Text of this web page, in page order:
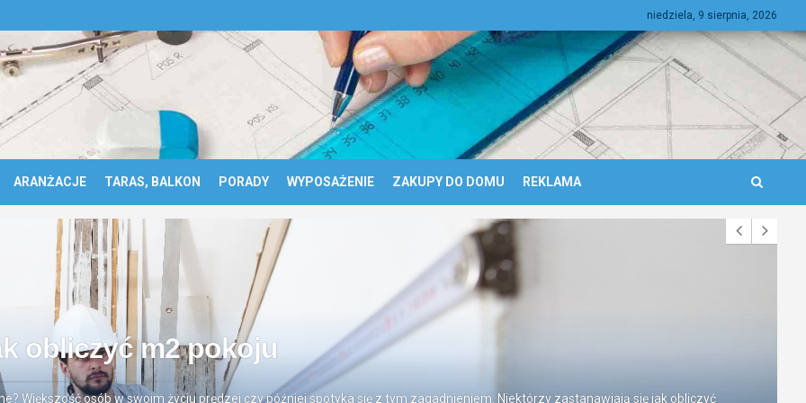
niedziela, 9 sierpnia, 2026
ARANŻACJE TARAS, BALKON PORADY WYPOSAŻENIE ZAKUPY DO DOMU REKLAMA
obliczyć m2 pokoju
Większość osób w swoim życiu prędzej czy później spotyka się z tym zagadnieniem. Niektórzy zastanawiają się jak obliczyć